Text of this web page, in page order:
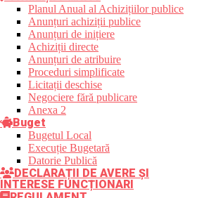
Planul Anual al Achizițiilor publice
Anunțuri achiziții publice
Anunțuri de inițiere
Achiziții directe
Anunțuri de atribuire
Proceduri simplificate
Licitații deschise
Negociere fără publicare
Anexa 2
Buget
Bugetul Local
Execuție Bugetară
Datorie Publică
DECLARAȚII DE AVERE ȘI
INTERESE FUNCȚIONARI